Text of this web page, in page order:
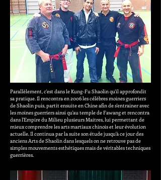
Parallèlement, c'est dans le Kung-Fu Shaolin qu'il approfondit
sa pratique. Il rencontra en 2006 les célèbres moines guerriers
de Shaolin puis, partit ensuite en Chine afin de s'entrainer avec
les moines guerriers ainsi qu'au temple de Fawang et rencontra
dans l'Empire du Milieu plusieurs Maitres, lui permettant de
mieux comprendre les arts martiaux chinois et leur évolution
actuelle. Il continua par la suite son étude jusqu'à ce jour des
anciens Arts de Shaolin dans lesquels on ne retrouve pas de
simples mouvements esthétiques mais de véritables techniques
guerrières.